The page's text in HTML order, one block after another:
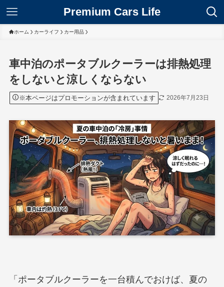
Premium Cars Life
ホーム カーライフ カー用品
車中泊のポータブルクーラーは排熱処理
をしないと涼しくならない
※本ページはプロモーションが含まれています 2026年7月23日
「ポータブルクーラーを一台積んでおけば、夏の